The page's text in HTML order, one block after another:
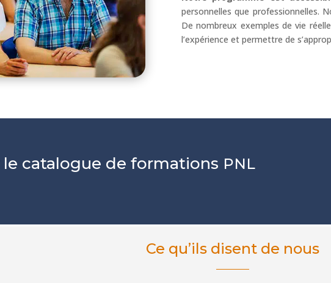
personnelles que professionnelles.
De nombreux exemples de vie
l’expérience et permettre de
le catalogue de formations PNL
Ce qu’ils disent de nous